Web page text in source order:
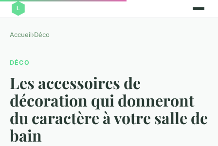
Accueil›Déco
DÉCO
Les accessoires de
décoration qui donneront
du caractère à votre salle de
bain